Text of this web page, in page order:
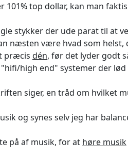
101% top dollar, kan man
stykker der ude parat til at
næsten være hvad som
præcis dén, før det lyder godt
"hifi/high end" systemer der
siger, en tråd om hvilket
og synes selv jeg har
på af musik, for at høre musik